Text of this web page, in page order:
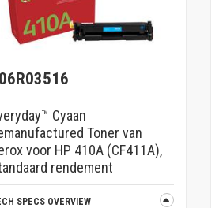
Cyaan
Toner van
voor HP 410A (CF411A),
rendement
SPECS OVERVIEW